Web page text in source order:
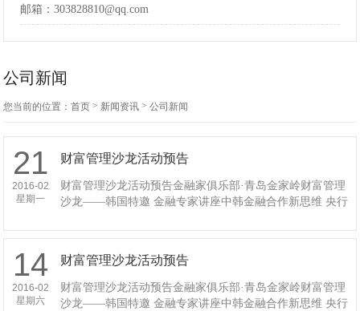
邮箱：303828810@qq.com
公司新闻
您当前的位置：首页 > 新闻资讯 >公司新闻
21
2016-02
星期一
财富管理沙龙活动预告
财富管理沙龙活动预告金融家俱乐部·青岛金家岭财富管理
沙龙——韩国特邀 金融专家讲座中韩金融合作新思维 央行
14
2016-02
星期六
财富管理沙龙活动预告
财富管理沙龙活动预告金融家俱乐部·青岛金家岭财富管理
沙龙——韩国特邀 金融专家讲座中韩金融合作新思维 央行